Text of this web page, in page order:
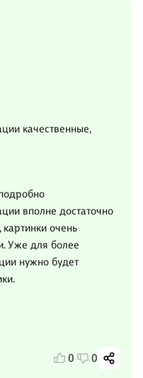
качественные,
вполне достаточно
очень
Уже для более
нужно будет
0 0